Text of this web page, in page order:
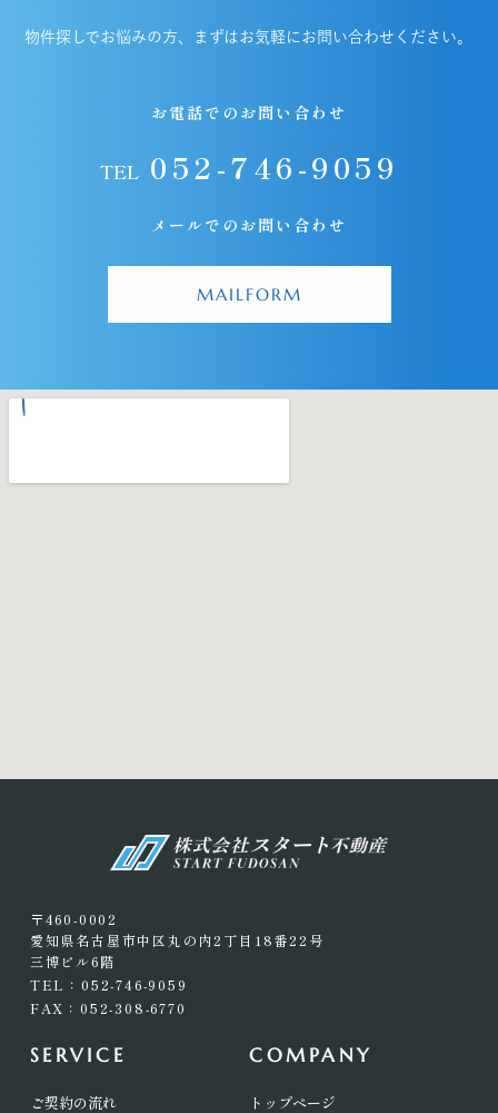
物件探しでお悩みの方、まずはお気軽にお問い合わせください。
お電話でのお問い合わせ
TEL052-746-9059
メールでのお問い合わせ
MAILFORM
〒460-0002
愛知県名古屋市中区丸の内2丁目18番22号
三博ビル6階
TEL：052-746-9059
FAX：052-308-6770
SERVICE
ご契約の流れ
COMPANY
トップページ